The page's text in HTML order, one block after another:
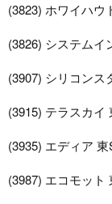
(3823) ホワイハウ
(3826) システムイ
(3907) シリコンス
(3915) テラスカイ
(3935) エディア
(3987) エコモット